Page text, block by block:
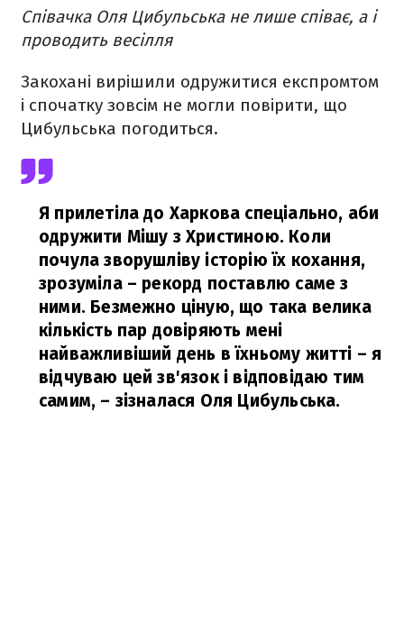
Співачка Оля Цибульська не лише співає, а і
проводить весілля
Закохані вирішили одружитися експромтом
і спочатку зовсім не могли повірити, що
Цибульська погодиться.
Я прилетіла до Харкова спеціально, аби
одружити Мішу з Христиною. Коли
почула зворушліву історію їх кохання,
зрозуміла – рекорд поставлю саме з
ними. Безмежно ціную, що така велика
кількість пар довіряють мені
найважливіший день в їхньому житті – я
відчуваю цей зв'язок і відповідаю тим
самим, – зізналася Оля Цибульська.